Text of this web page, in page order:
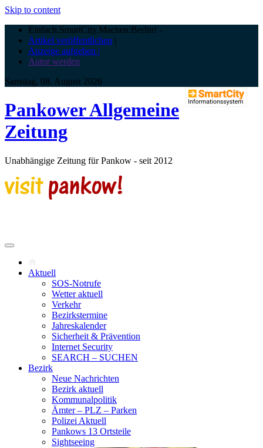
Skip to content
Einfach.SmartCity.Machen:Berlin! -
Artikel veröffentlichen |
Anzeige aufgeben |
Autor werden
Samstag, 08. August 2026
Pankower Allgemeine
Zeitung
Unabhängige Zeitung für Pankow - seit 2012
Aktuell
SOS-Notrufe
Wetter aktuell
Verkehr
Bezirkstermine
Jahreskalender
Sicherheit & Prävention
Internet Security
SEARCH – SUCHEN
Bezirk
Neue Nachrichten
Bezirk aktuell
Kommunalpolitik
Ämter – PLZ – Parken
Polizei Aktuell
Pankows 13 Ortsteile
Sightseeing